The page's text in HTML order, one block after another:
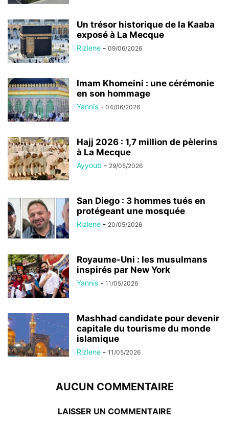
Un trésor historique de la Kaaba
exposé à La Mecque
Rizlene - 09/06/2026
Imam Khomeini : une cérémonie
en son hommage
Yannis - 04/06/2026
Hajj 2026 : 1,7 million de pèlerins
à La Mecque
Ayyoub - 29/05/2026
San Diego : 3 hommes tués en
protégeant une mosquée
Rizlene - 20/05/2026
Royaume-Uni : les musulmans
inspirés par New York
Yannis - 11/05/2026
Mashhad candidate pour devenir
capitale du tourisme du monde
islamique
Rizlene - 11/05/2026
AUCUN COMMENTAIRE
LAISSER UN COMMENTAIRE